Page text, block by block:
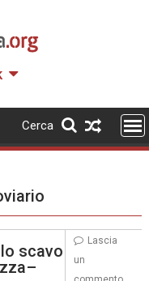
Cerca
scavo
Lascia
un